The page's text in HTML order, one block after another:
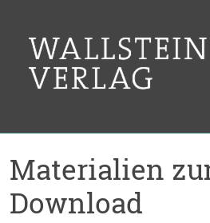
Materialien
Download